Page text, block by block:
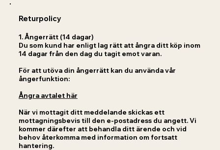
Returpolicy
1.Ångerrätt (14 dagar)
Du som kund har enligt lag rätt att ångra ditt köp inom
14 dagar från den dag du tagit emot varan.
För att utöva din ångerrätt kan du använda vår
ångerfunktion:
Ångra avtalet här
När vi mottagit ditt meddelande skickas ett
mottagningsbevis till den e-postadress du angett. Vi
kommer därefter att behandla ditt ärende och vid
behov återkomma med information om fortsatt
hantering.